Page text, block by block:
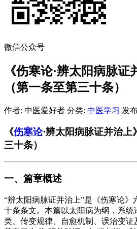
微信公众号
《伤寒论·辨太阳病脉
（第一条至第三十条）
作者: 中医爱好者 分类: 中医学习 发
《伤寒论·辨太阳病脉证并治
三十条）
一、篇章概述
“辨太阳病脉证并治上”是《伤寒论》
十条条文。本篇以太阳病为纲，系
类、传变规律、自愈机制、误治变证